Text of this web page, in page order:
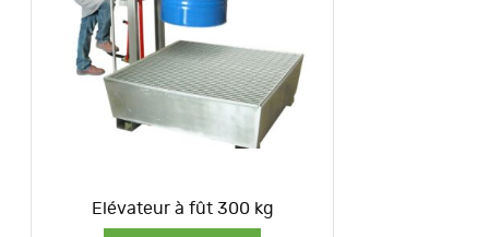
Elévateur à fût 300 kg